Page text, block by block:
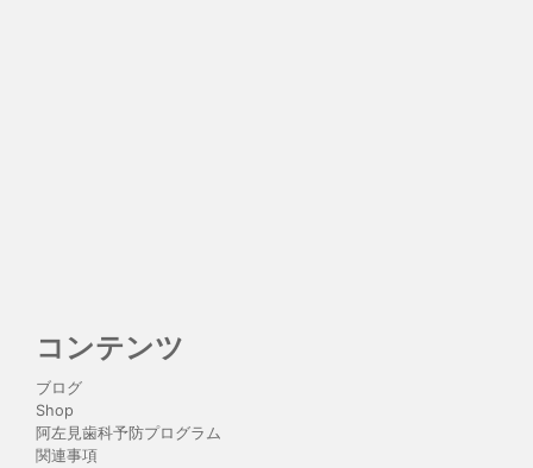
コンテンツ
ブログ
Shop
阿左見歯科予防プログラム
関連事項